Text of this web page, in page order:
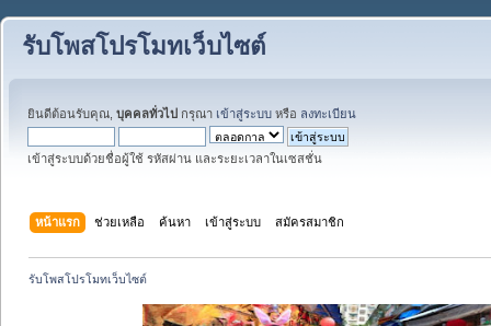
รับโพสโปรโมทเว็บไซต์
ยินดีต้อนรับคุณ, บุคคลทั่วไป กรุณา เข้าสู่ระบบ หรือ ลงทะเบียน
เข้าสู่ระบบด้วยชื่อผู้ใช้ รหัสผ่าน และระยะเวลาในเซสชั่น
หน้าแรก ช่วยเหลือ ค้นหา เข้าสู่ระบบ สมัครสมาชิก
รับโพสโปรโมทเว็บไซต์